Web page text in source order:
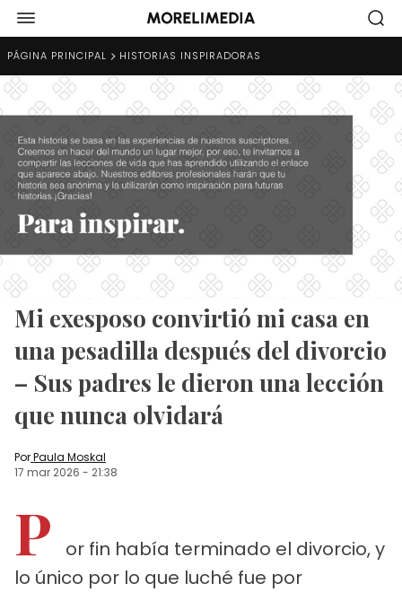
PÁGINA PRINCIPAL HISTORIAS INSPIRADORAS
Mi exesposo convirtió mi casa en
una pesadilla después del divorcio
– Sus padres le dieron una lección
que nunca olvidará
PorPaula Moskal
17 mar 2026 - 21:38
P
or fin había terminado el divorcio, y
lo único por lo que luché fue por